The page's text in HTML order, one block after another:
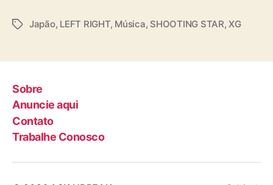
T
s
Japão, LEFT RIGHT, Música, SHOOTING STAR,XG
Sobre
Anuncie aqui
Contato
Trabalhe Conosco